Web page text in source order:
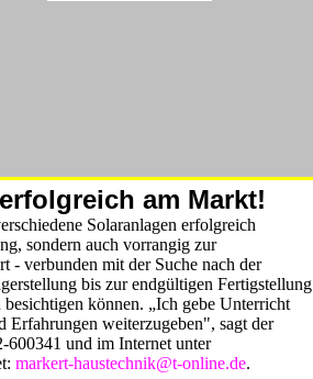
am Markt!
Solaranlagen erfolgreich
sondern auch vorrangig zur
- verbunden mit der Suche nach der
bis zur endgültigen Fertigstellung
können. „Ich gebe Unterricht
weiterzugeben", sagt der
600341 und im Internet unter
markert-haustechnik@t-online.de.